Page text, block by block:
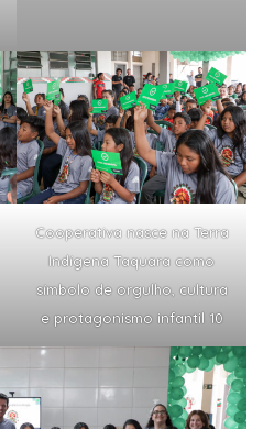
Cooperativa nasce na Terra
Indígena Taquara como
símbolo de orgulho, cultura
e protagonismo infantil 10